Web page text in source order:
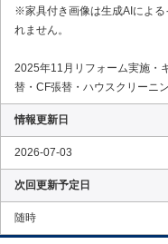
※家具付き画像は生成AIによる
れません。
2025年11月リフォーム実施・
替・CF張替・ハウスクリーニ
情報更新日
2026-07-03
次回更新予定日
随時